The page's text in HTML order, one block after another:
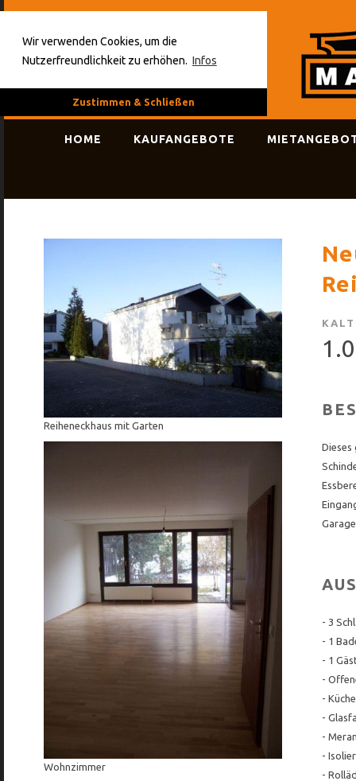
Wir verwenden Cookies, um die
Nutzerfreundlichkeit zu erhöhen. Infos
Zustimmen & Schließen
HOME KAUFANGEBOTE
Dieses
- 3
- 1
- 1
-
-
-
-
-
-
Reiheneckhaus mit Garten
Wohnzimmer